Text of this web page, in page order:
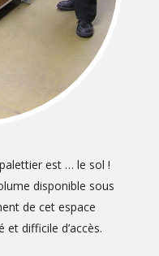
est … le sol !
disponible sous
de cet espace
difficile d’accès.